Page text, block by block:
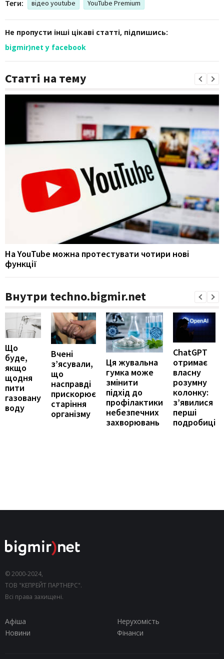
Теги: відео youtube YouTube Premium
Не пропусти інші цікаві статті, підпишись:
bigmir)net у facebook
Статті на тему
На YouTube можна протестувати чотири нові
функції
Внутри techno.bigmir.net
Що
буде,
якщо
щодня
пити
газовану
воду
Вчені
з’ясували,
що
насправді
прискорює
старіння
організму
Ця жувальна
гумка може
змінити
підхід до
профілактики
небезпечних
захворювань
ChatGPT
отримає
власну
розумну
колонку:
з’явилися
перші
подробиці
© 2000-2024,
ТОВ "КЕПРЕЙТ ПАРТНЕРС".
Всі права захищені.
Афіша
Нерухомість
Новини
Фінанси